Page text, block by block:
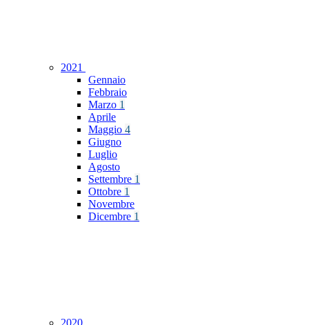
2021
Gennaio
Febbraio
Marzo 1
Aprile
Maggio 4
Giugno
Luglio
Agosto
Settembre 1
Ottobre 1
Novembre
Dicembre 1